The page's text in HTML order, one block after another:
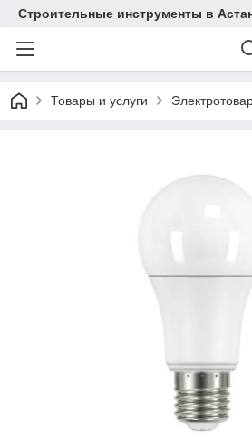
Строительные инструменты в
Товары и услуги